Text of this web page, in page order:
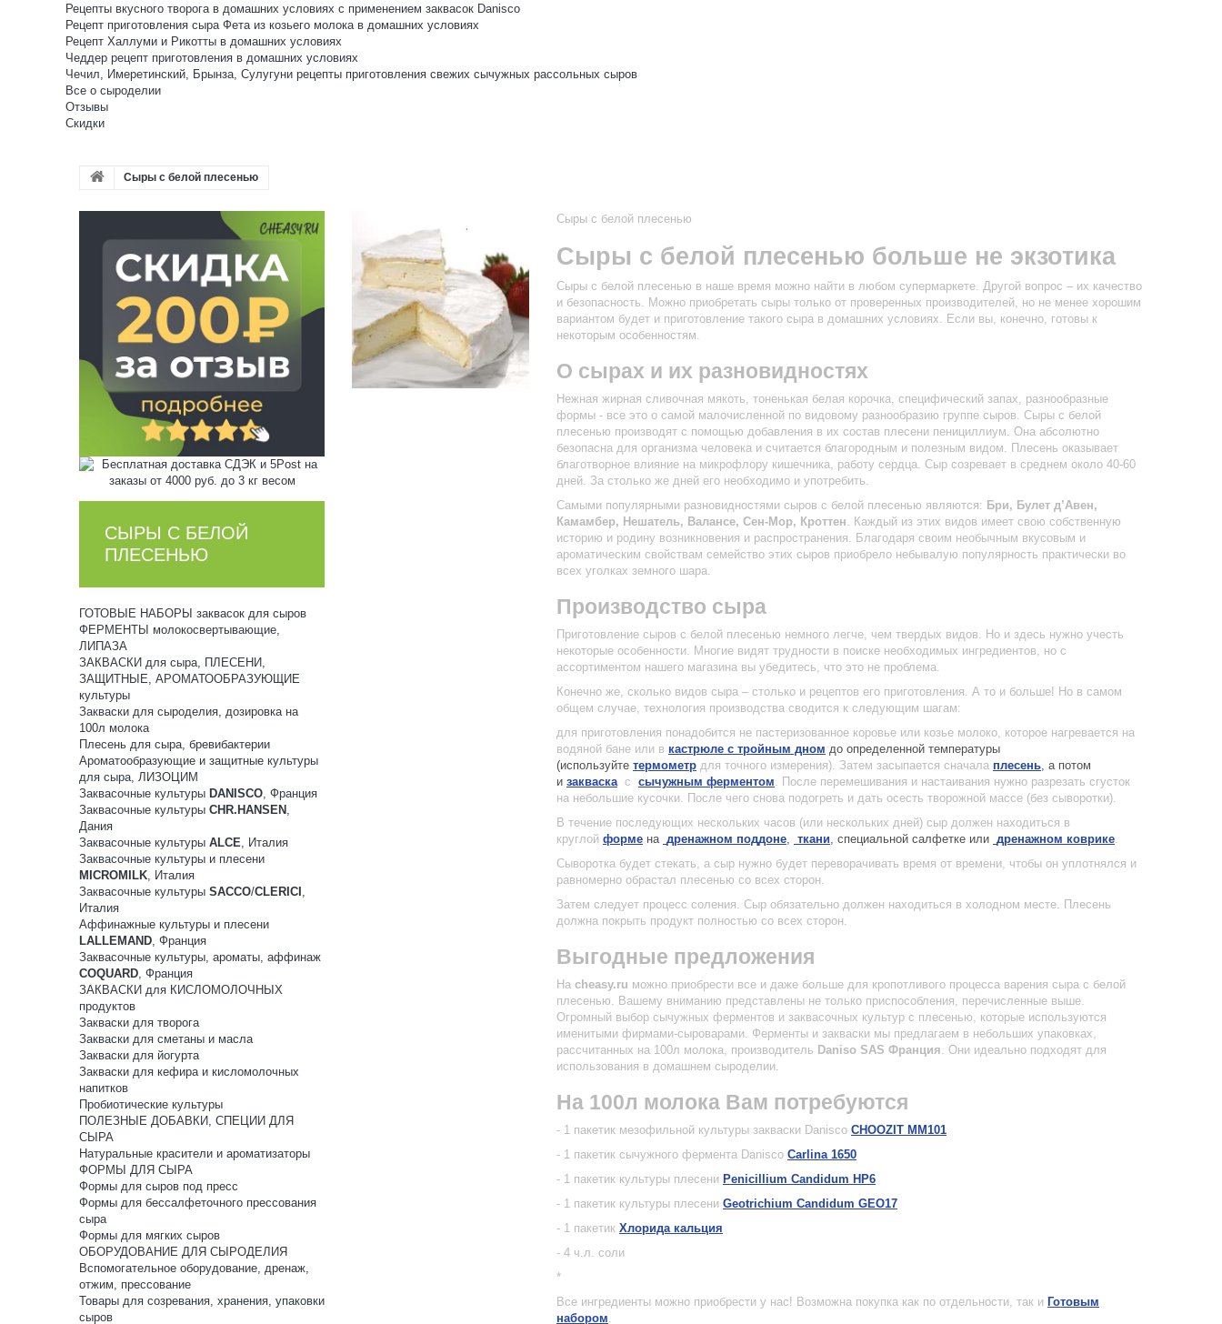
Рецепты вкусного творога в домашних условиях с применением заквасок Danisco
Рецепт приготовления сыра Фета из козьего молока в домашних условиях
Рецепт Халлуми и Рикотты в домашних условиях
Чеддер рецепт приготовления в домашних условиях
Чечил, Имеретинский, Брынза, Сулугуни рецепты приготовления свежих сычужных рассольных сыров
Все о сыроделии
Отзывы
Скидки
Сыры с белой плесенью
СЫРЫ С БЕЛОЙ
ПЛЕСЕНЬЮ
ГОТОВЫЕ НАБОРЫ заквасок для сыров
ФЕРМЕНТЫ молокосвертывающие,
ЛИПАЗА
ЗАКВАСКИ для сыра, ПЛЕСЕНИ,
ЗАЩИТНЫЕ, АРОМАТООБРАЗУЮЩИЕ
культуры
Закваски для сыроделия, дозировка на
100л молока
Плесень для сыра, бревибактерии
Ароматообразующие и защитные культуры
для сыра, ЛИЗОЦИМ
Заквасочные культуры DANISCO, Франция
Заквасочные культуры CHR.HANSEN ,
Дания
Заквасочные культуры ALCE, Италия
Заквасочные культуры и плесени
MICROMILK, Италия
Заквасочные культуры SACCO/CLERICI ,
Италия
Аффинажные культуры и плесени
LALLEMAND, Франция
Заквасочные культуры, ароматы, аффинаж
COQUARD, Франция
ЗАКВАСКИ для КИСЛОМОЛОЧНЫХ
продуктов
Закваски для творога
Закваски для сметаны и масла
Закваски для йогурта
Закваски для кефира и кисломолочных
напитков
Пробиотические культуры
ПОЛЕЗНЫЕ ДОБАВКИ, СПЕЦИИ ДЛЯ
СЫРА
Натуральные красители и ароматизаторы
ФОРМЫ ДЛЯ СЫРА
Формы для сыров под пресс
Формы для бессалфеточного прессования
сыра
Формы для мягких сыров
ОБОРУДОВАНИЕ ДЛЯ СЫРОДЕЛИЯ
Вспомогательное оборудование, дренаж,
отжим, прессование
Товары для созревания, хранения, упаковки
сыров
Сыры с белой плесенью
Сыры с белой плесенью больше не экзотика
Сыры с белой плесенью в наше время можно найти в любом супермаркете. Другой вопрос – их качество
и безопасность. Можно приобретать сыры только от проверенных производителей, но не менее хорошим
вариантом будет и приготовление такого сыра в домашних условиях. Если вы, конечно, готовы к
некоторым особенностям.
О сырах и их разновидностях
Нежная жирная сливочная мякоть, тоненькая белая корочка, специфический запах, разнообразные
формы - все это о самой малочисленной по видовому разнообразию группе сыров. Сыры с белой
плесенью производят с помощью добавления в их состав плесени пенициллиум. Она абсолютно
безопасна для организма человека и считается благородным и полезным видом. Плесень оказывает
благотворное влияние на микрофлору кишечника, работу сердца. Сыр созревает в среднем около 40-60
дней. За столько же дней его необходимо и употребить.
Самыми популярными разновидностями сыров с белой плесенью являются: Бри, Булет д’Авен,
Камамбер, Нешатель, Валансе, Сен-Мор, Кроттен. Каждый из этих видов имеет свою собственную
историю и родину возникновения и распространения. Благодаря своим необычным вкусовым и
ароматическим свойствам семейство этих сыров приобрело небывалую популярность практически во
всех уголках земного шара.
Производство сыра
Приготовление сыров с белой плесенью немного легче, чем твердых видов. Но и здесь нужно учесть
некоторые особенности. Многие видят трудности в поиске необходимых ингредиентов, но с
ассортиментом нашего магазина вы убедитесь, что это не проблема.
Конечно же, сколько видов сыра – столько и рецептов его приготовления. А то и больше! Но в самом
общем случае, технология производства сводится к следующим шагам:
для приготовления понадобится не пастеризованное коровье или козье молоко, которое нагревается на
водяной бане или в кастрюле с тройным дном до определенной температуры
(используйте термометр для точного измерения). Затем засыпается сначала плесень, а потом
и закваска с сычужным ферментом. После перемешивания и настаивания нужно разрезать сгусток
на небольшие кусочки. После чего снова подогреть и дать осесть творожной массе (без сыворотки).
В течение последующих нескольких часов (или нескольких дней) сыр должен находиться в
круглой форме на дренажном поддоне, ткани, специальной салфетке или дренажном коврике.
Сыворотка будет стекать, а сыр нужно будет переворачивать время от времени, чтобы он уплотнялся и
равномерно обрастал плесенью со всех сторон.
Затем следует процесс соления. Сыр обязательно должен находиться в холодном месте. Плесень
должна покрыть продукт полностью со всех сторон.
Выгодные предложения
На cheasy.ru можно приобрести все и даже больше для кропотливого процесса варения сыра с белой
плесенью. Вашему вниманию представлены не только приспособления, перечисленные выше.
Огромный выбор сычужных ферментов и заквасочных культур с плесенью, которые используются
именитыми фирмами-сыроварами. Ферменты и закваски мы предлагаем в небольших упаковках,
рассчитанных на 100л молока, производитель Daniso SAS Франция. Они идеально подходят для
использования в домашнем сыроделии.
На 100л молока Вам потребуются
- 1 пакетик мезофильной культуры закваски Danisco CHOOZIT MM101
- 1 пакетик сычужного фермента Danisco Carlina 1650
- 1 пакетик культуры плесени Penicillium Candidum HP6
- 1 пакетик культуры плесени Geotrichium Candidum GEO17
- 1 пакетик Хлорида кальция
- 4 ч.л. соли
*
Все ингредиенты можно приобрести у нас! Возможна покупка как по отдельности, так и Готовым
набором.